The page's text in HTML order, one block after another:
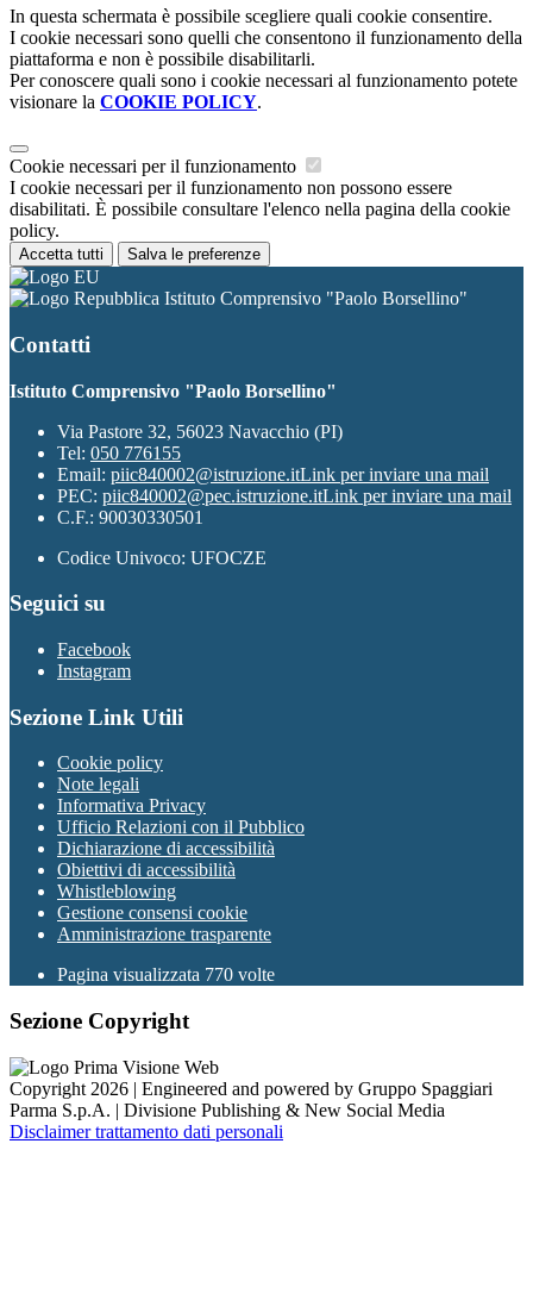
In questa schermata è possibile scegliere quali cookie consentire.
I cookie necessari sono quelli che consentono il funzionamento della
piattaforma e non è possibile disabilitarli.
Per conoscere quali sono i cookie necessari al funzionamento potete
visionare la COOKIE POLICY.
Cookie necessari per il funzionamento
I cookie necessari per il funzionamento non possono essere
disabilitati. È possibile consultare l'elenco nella pagina della cookie
policy.
Accetta tutti Salva le preferenze
Istituto Comprensivo "Paolo Borsellino"
Contatti
Istituto Comprensivo "Paolo Borsellino"
Via Pastore 32, 56023 Navacchio (PI)
Tel: 050 776155
Email: piic840002@istruzione.itLink per inviare una mail
PEC: piic840002@pec.istruzione.itLink per inviare una mail
C.F.: 90030330501
Codice Univoco: UFOCZE
Seguici su
Facebook
Instagram
Sezione Link Utili
Cookie policy
Note legali
Informativa Privacy
Ufficio Relazioni con il Pubblico
Dichiarazione di accessibilità
Obiettivi di accessibilità
Whistleblowing
Gestione consensi cookie
Amministrazione trasparente
Pagina visualizzata 770 volte
Sezione Copyright
Copyright 2026 | Engineered and powered by Gruppo Spaggiari
Parma S.p.A. | Divisione Publishing & New Social Media
Disclaimer trattamento dati personali